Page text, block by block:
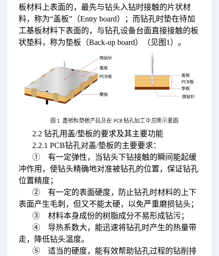
板材料上表面的，最先与钻头入钻时接触的片状材
料，称为“盖板”（Entry board）；而钻孔时垫在待加
工基板材料下表面的，与钻孔设备台面直接接触的板
状垫料，称为垫板（Back-up board）（见图1）。
2.2 钻孔用盖/垫板的要求及其主要功能
2.2.1 PCB钻孔对盖/垫板的主要要求：
① 有一定弹性，当钻头下钻接触的瞬间能起缓
冲作用，使钻头精确地对准被钻孔的位置，保证钻孔
位置精度；
② 有一定的表面硬度，防止钻孔时材料的上下
表面产生毛刺，但又不能太硬，以免严重磨损钻头；
③ 材料本身成份的树脂成分不易形成钻污；
④ 导热系数大，能迅速将钻孔时产生的热量带
走，降低钻头温度。
⑤ 适当的硬度，能有效帮助钻孔过程的钻削排